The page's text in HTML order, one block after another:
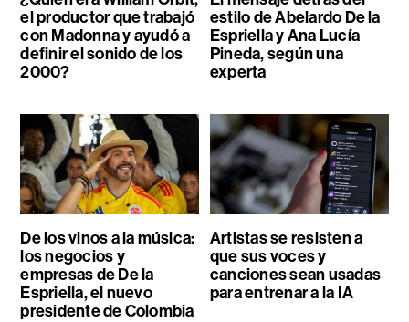
el productor que trabajó
con Madonna y ayudó a
definir el sonido de los
2000?
estilo de Abelardo De la
Espriella y Ana Lucía
Pineda, según una
experta
De los vinos a la música:
los negocios y
empresas de De la
Espriella, el nuevo
presidente de Colombia
Artistas se resisten a
que sus voces y
canciones sean usadas
para entrenar a la IA